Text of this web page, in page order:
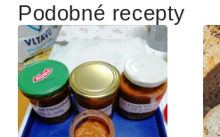
Podobné recepty